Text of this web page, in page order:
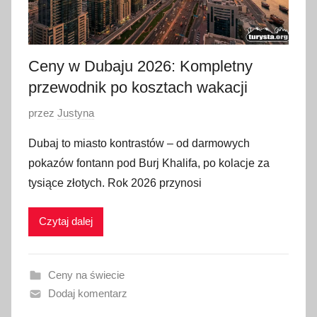
Ceny w Dubaju 2026: Kompletny
przewodnik po kosztach wakacji
O
u
b
l
i
a
n
przez Justyna
Dubaj to miasto kontrastów – od darmowych
pokazów fontann pod Burj Khalifa, po kolacje za
tysiące złotych. Rok 2026 przynosi
Czytaj dalej
Ceny na świecie
Dodaj komentarz